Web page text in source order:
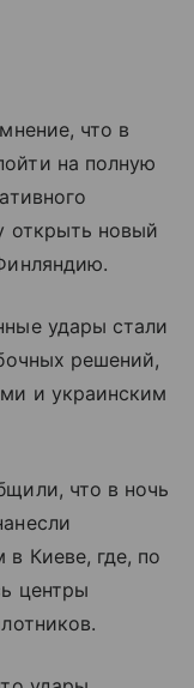
что в
на полную
открыть новый
удары стали
решений,
и украинским
что в ночь
Киеве, где, по
центры